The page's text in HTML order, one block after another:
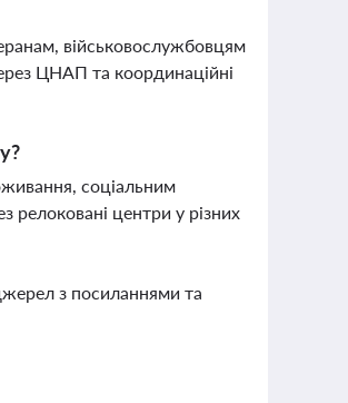
військовослужбовцям
ЦНАП та координаційні
соціальним
релоковані центри у різних
з посиланнями та